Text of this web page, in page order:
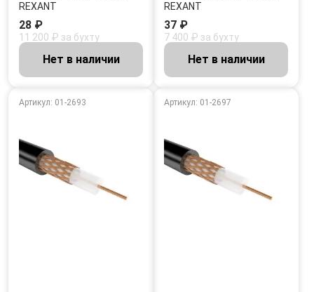
REXANT
28 ₽
11 200 ₽ за бухту
Нет в наличии
REXANT
37 ₽
7 400 ₽ за бухту
Нет в наличии
Артикул: 01-2693 Артикул: 01-2697